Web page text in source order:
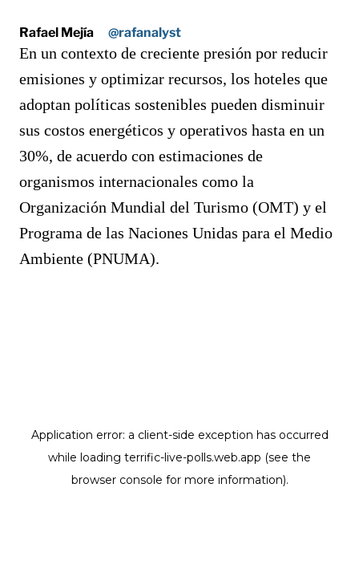
Rafael Mejía @rafanalyst
En un contexto de creciente presión por reducir
emisiones y optimizar recursos, los hoteles que
adoptan políticas sostenibles pueden disminuir
sus costos energéticos y operativos hasta en un
30%, de acuerdo con estimaciones de
organismos internacionales como la
Organización Mundial del Turismo (OMT) y el
Programa de las Naciones Unidas para el Medio
Ambiente (PNUMA).